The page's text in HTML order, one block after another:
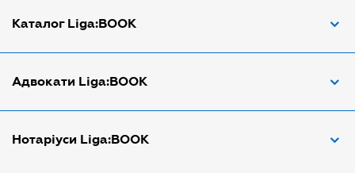
Каталог Liga:BOOK
Адвокат по ДТП
Арбітражний керуючий
Адвокати Liga:BOOK
Адвокати Дніпра
Нотаріуси Liga:BOOK